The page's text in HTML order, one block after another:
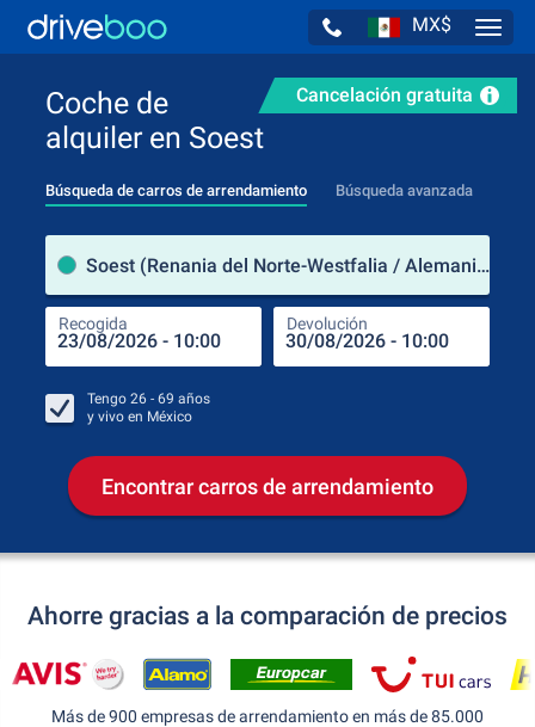
MX$
Cancelación gratuita
Coche de
alquiler en Soest
Búsqueda de carros de arrendamiento Búsqueda avanzada
Soest (Renania del Norte-Westfalia / Alemania)
Recogida Devolución
Tengo 26 - 69 años
y vivo en México
Encontrar carros de arrendamiento
Ahorre gracias a la comparación de precios
Más de 900 empresas de arrendamiento en más de 85.000